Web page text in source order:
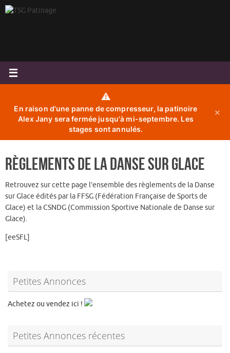
Passer
au
⚠️
En raison d'une panne de compresseur, la patinoire
Alex Jany sera fermée jusqu'à mi-septembre. Les
stages sont annulés.
✕
Règlements de la Danse sur Glace
Retrouvez sur cette page l’ensemble des règlements de la Danse
sur Glace édités par la FFSG (Fédération Française de Sports de
Glace) et la CSNDG (Commission Sportive Nationale de Danse sur
Glace).
[eeSFL]
Petites Annonces
Achetez ou vendez ici !
Petites Annonces récentes